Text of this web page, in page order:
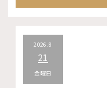
2026.8
21
金曜日